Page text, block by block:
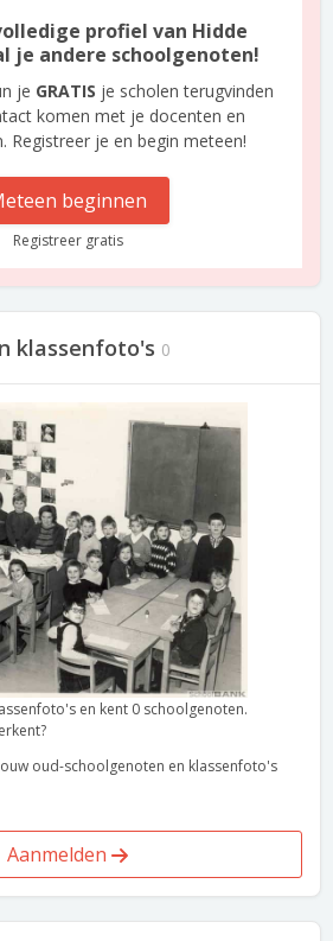
profiel van Hidde
je andere schoolgenoten!
je GRATIS je scholen terugvinden
komen met je docenten en
Registreer je en begin meteen!
beginnen
Registreer gratis
klassenfoto's 0
en kent 0 schoolgenoten.
oud-schoolgenoten en klassenfoto's
Aanmelden